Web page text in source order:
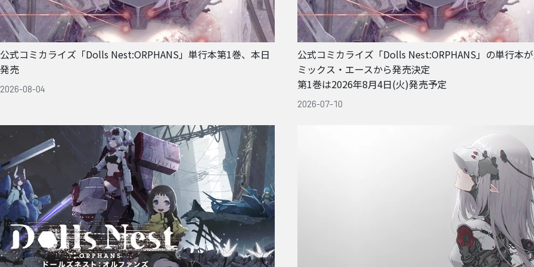
公式コミカライズ「Dolls Nest:ORPHANS」単行本第1巻、本日
発売
2026-08-04
公式コミカライズ「Dolls Nest:ORPHANS」の単行本
ミックス・エースから発売決定
第1巻は2026年8月4日(火)発売予定
2026-07-10